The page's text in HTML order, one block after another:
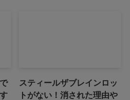
スティールザブレインロッ
トがない！消された理由や